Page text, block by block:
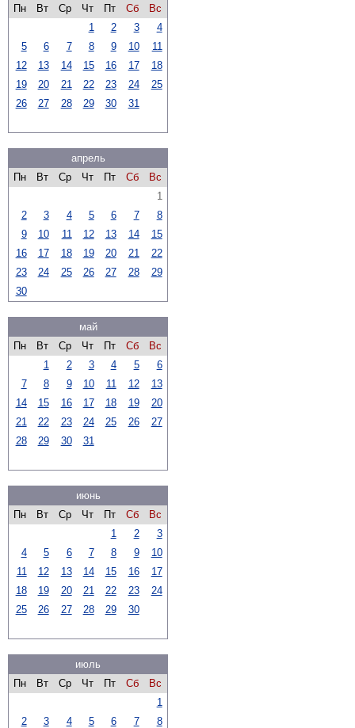
Пн
Вт Ср Чт Пт Сб
Вс
1
2 3
4
5
6 7 8 9 10
11
12
13 14 15 16 17
18
19
20 21 22 23 24
25
26
27 28 29 30 31
апрель
Пн
Вт Ср Чт Пт Сб
Вс
1
2
3 4 5 6 7
8
9
10 11 12 13 14
15
16
17 18 19 20 21
22
23
24 25 26 27 28
29
30
май
Пн
Вт Ср Чт Пт Сб
Вс
1
2 3 4 5
6
7
8 9 10 11 12
13
14
15 16 17 18 19
20
21
22 23 24 25 26
27
28
29 30 31
июнь
Пн
Вт Ср Чт Пт Сб
Вс
1
2
3
4
5 6 7 8 9
10
11
12 13 14 15 16
17
18
19 20 21 22 23
24
25
26 27 28 29 30
июль
Пн
Вт Ср Чт Пт Сб
Вс
1
2
3 4 5 6 7
8